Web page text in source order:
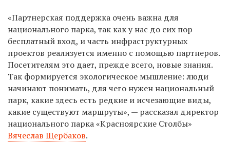
«Партнерская поддержка очень важна для
национального парка, так как у нас до сих пор
бесплатный вход, и часть инфраструктурных
проектов реализуется именно с помощью партнеров.
Посетителям это дает, прежде всего, новые знания.
Так формируется экологическое мышление: люди
начинают понимать, для чего нужен национальный
парк, какие здесь есть редкие и исчезающие виды,
какие существуют маршруты», — рассказал директор
национального парка «Красноярские Столбы»
Вячеслав Щербаков.